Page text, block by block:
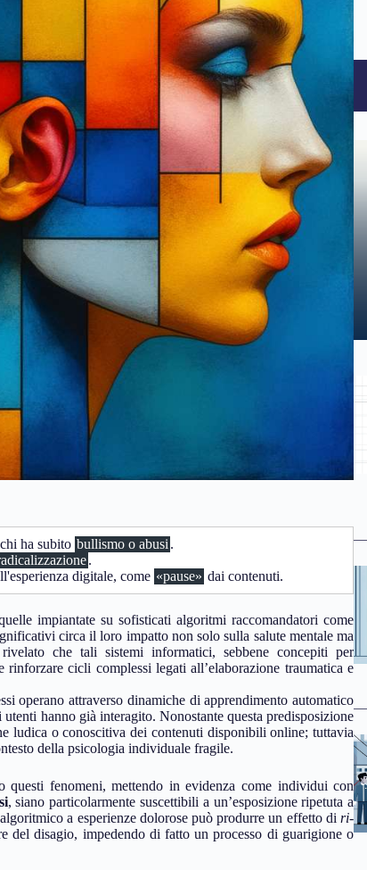
ha subito bullismo o abusi .
.
digitale, come «pause» dai contenuti.
impiantate su sofisticati algoritmi raccomandatori come
circa il loro impatto non solo sulla salute mentale ma
che tali sistemi informatici, sebbene concepiti per
rinforzare cicli complessi legati all’elaborazione traumatica e
operano attraverso dinamiche di apprendimento automatico
hanno già interagito. Nonostante questa predisposizione
ludica o conoscitiva dei contenuti disponibili online; tuttavia
della psicologia individuale fragile.
questi fenomeni, mettendo in evidenza come individui con
, siano particolarmente suscettibili a un’esposizione ripetuta a
a esperienze dolorose può produrre un effetto diri-
disagio, impedendo di fatto un processo di guarigione o